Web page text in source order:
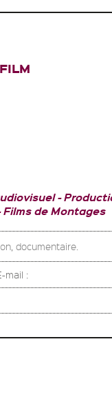
Films de Montages
documentaire.
mail :